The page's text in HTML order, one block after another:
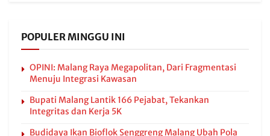
POPULER MINGGU INI
OPINI: Malang Raya Megapolitan, Dari Fragmentasi
Menuju Integrasi Kawasan
Bupati Malang Lantik 166 Pejabat, Tekankan
Integritas dan Kerja 5K
Budidaya Ikan Bioflok Senggreng Malang Ubah Pola